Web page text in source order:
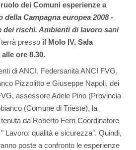
dei Comuni esperienze a
della Campagna europea 2008 -
dei rischi. Ambienti di lavoro sani
presso il Molo IV, Sala
ore 8.30.
di ANCI, Federsanità ANCI FVG,
Pizzolitto e Giuseppe Napoli, dei
assessore Adele Pino (Provincia
(Comune di Trieste), la
da Roberto Ferri Coordinatore
Lavoro: qualità e sicurezza". Quindi,
poste a confronto le esperienze